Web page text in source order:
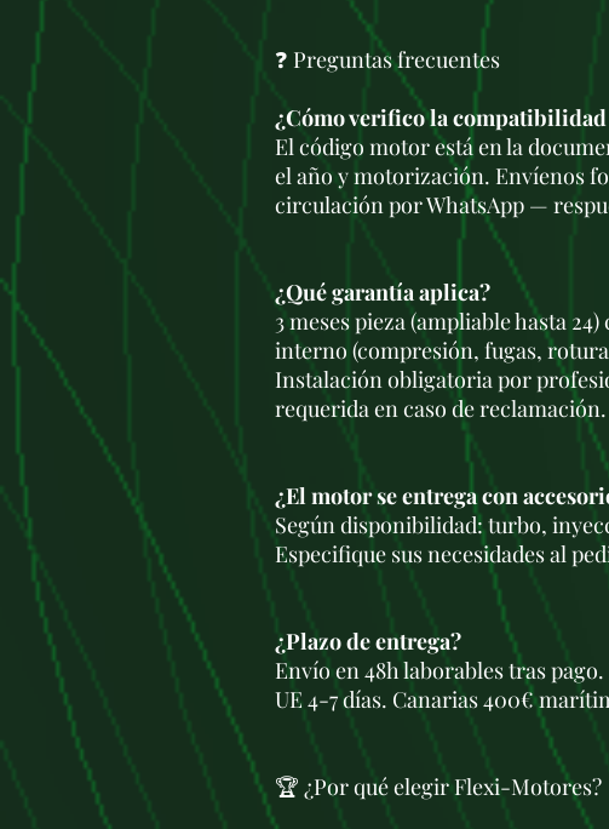
❓ Preguntas frecuentes
¿Cómo verifico la
El código motor está en la
el año y motorización. Envíenos
circulación por WhatsApp —
¿Qué garantía aplica?
3 meses pieza (ampliable hasta
interno (compresión, fugas,
Instalación obligatoria por
requerida en caso de reclamación.
¿El motor se entrega con
Según disponibilidad: turbo,
Especifique sus necesidades al
¿Plazo de entrega?
Envío en 48h laborables tras
UE 4-7 días. Canarias 400€
🏆 ¿Por qué elegir Flexi-Motores?